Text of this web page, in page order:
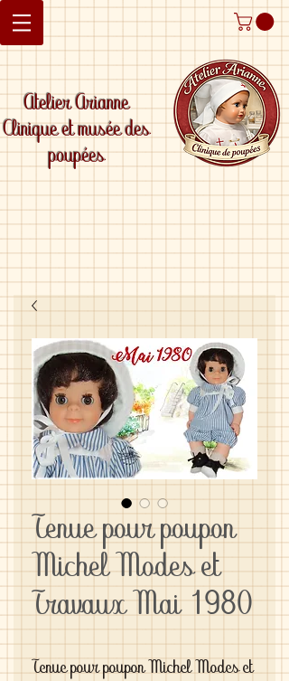
Atelier Arianne
Clinique et musée des
poupées
Tenue pour poupon
Michel Modes et
Travaux Mai 1980
Tenue pour poupon Michel Modes et